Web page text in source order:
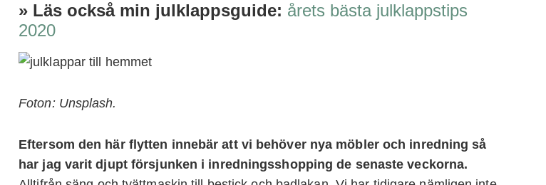
» Läs också min julklappsguide: årets bästa julklappstips
2020
Foton: Unsplash.
Eftersom den här flytten innebär att vi behöver nya möbler och inredning så
har jag varit djupt försjunken i inredningsshopping de senaste veckorna.